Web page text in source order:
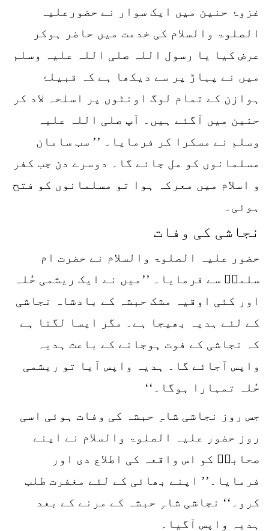
غزوۂ حنین میں ایک سوار نے حضورعلیہ
الصلوۃ والسلام کی خدمت میں حاضر ہوکر
عرض کیا یا رسول اللہ صلی اللہ علیہ وسلم
میں نے پہاڑ پر سے دیکھا ہے کہ قبیلۂ
ہوازن کے تمام لوگ اونٹوں پر اسلحہ لاد کر
حنین میں آگئے ہیں۔ آپ صلی اللہ علیہ
وسلم نے مسکرا کر فرمایا۔ ’’ سب سامان
مسلمانوں کو مل جائے گا۔ دوسرے دن جب کفر
و اسلام میں معرکہ ہوا تو مسلمانوں کو فتح
ہوئی۔
نجاشی کی وفات
حضور علیہ الصلوۃ والسلام نے حضرت ام
سلمہؓ سے فرمایا۔ ’’میں نے ایک ریشمی حُلہ
اور کئی اوقیہ مشک حبشہ کے بادشاہ نجاشی
کے لئے ہدیہ بھیجا ہے۔ مگر ایسا لگتا ہے
کہ نجاشی کے فوت ہوجانے کے باعث ہدیہ
واپس آجائے گا۔ ہدیہ واپس آیا تو ریشمی
حُلہ تمہارا ہوگا۔‘‘
جس روز نجاشی شاہِ حبشہ کی وفات ہوئی اسی
روز حضور علیہ الصلوۃ والسلام نے اپنے
صحابہؓ کو اس واقعہ کی اطلاع دی اور
فرمایا۔’’ اپنے بھائی کے لئے مغفرت طلب
کرو۔‘‘ نجاشی شاہِ حبشہ کے مرنے کے بعد
ہدیہ واپس آگیا۔